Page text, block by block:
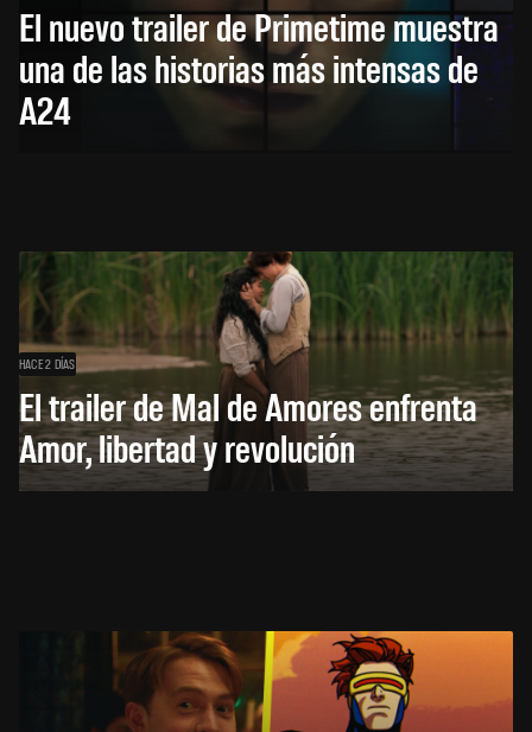
El nuevo trailer de Primetime muestra
una de las historias más intensas de
A24
HACE 2 DÍAS
El trailer de Mal de Amores enfrenta
Amor, libertad y revolución